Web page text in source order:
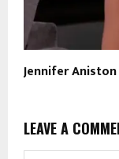
Jennifer
LEAVE A